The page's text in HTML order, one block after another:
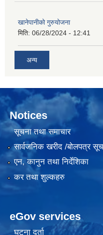
खानेपानीको गुरुयोजना
मिति: 06/28/2024 - 12:41
अन्य
Notices
सूचना तथा समाचार
सार्वजनिक खरीद /बोलपत्र
एन, कानुन तथा निर्देशिका
कर तथा शुल्कहरु
eGov services
घटना दर्ता